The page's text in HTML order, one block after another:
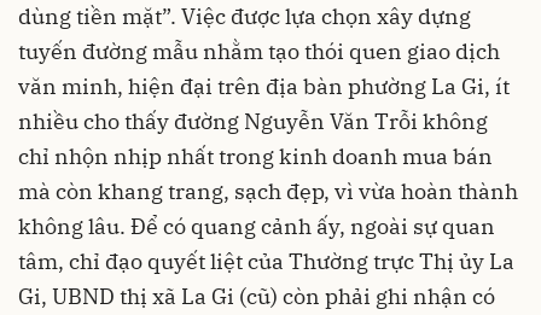
dùng tiền mặt”. Việc được lựa chọn xây dựng
tuyến đường mẫu nhằm tạo thói quen giao dịch
văn minh, hiện đại trên địa bàn phường La Gi, ít
nhiều cho thấy đường Nguyễn Văn Trỗi không
chỉ nhộn nhịp nhất trong kinh doanh mua bán
mà còn khang trang, sạch đẹp, vì vừa hoàn thành
không lâu. Để có quang cảnh ấy, ngoài sự quan
tâm, chỉ đạo quyết liệt của Thường trực Thị ủy La
Gi, UBND thị xã La Gi (cũ) còn phải ghi nhận có